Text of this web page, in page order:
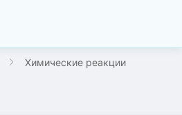
Химические реакции